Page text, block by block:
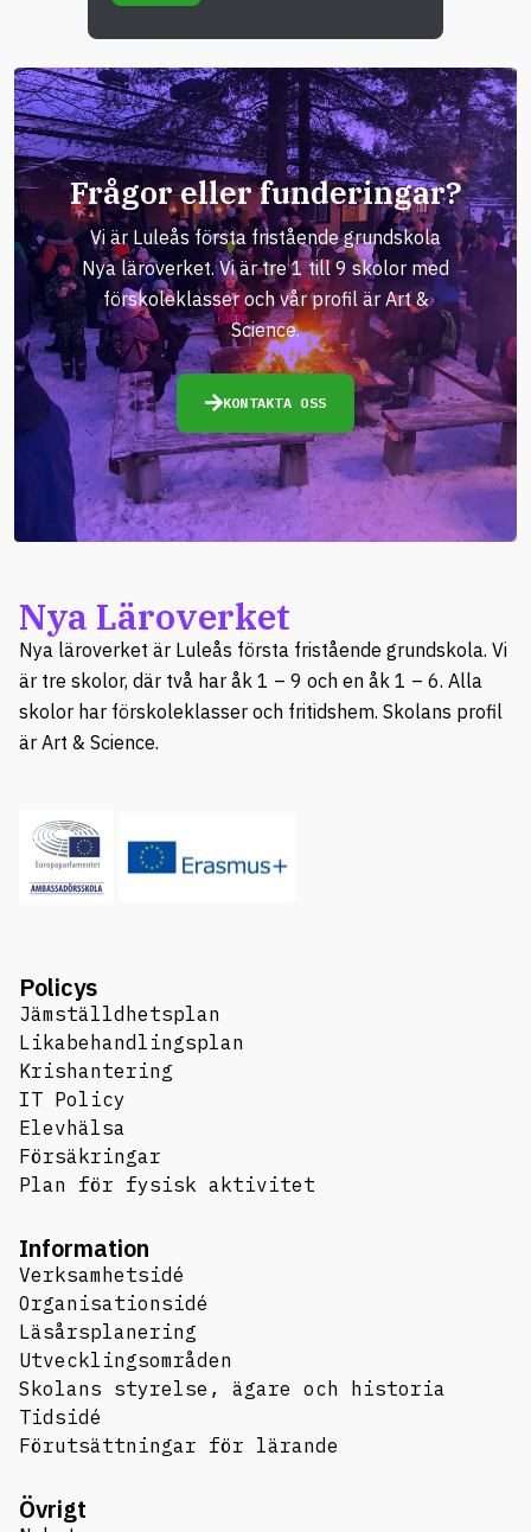
Frågor eller funderingar?
Vi är Luleås första fristående grundskola
Nya läroverket. Vi är tre 1 till 9 skolor med
förskoleklasser och vår profil är Art &
Science.
KONTAKTA OSS
Nya Läroverket
Nya läroverket är Luleås första fristående grundskola. Vi
är tre skolor, där två har åk 1 – 9 och en åk 1 – 6. Alla
skolor har förskoleklasser och fritidshem. Skolans profil
är Art & Science.
Policys
Jämställdhetsplan
Likabehandlingsplan
Krishantering
IT Policy
Elevhälsa
Försäkringar
Plan för fysisk aktivitet
Information
Verksamhetsidé
Organisationsidé
Läsårsplanering
Utvecklingsområden
Skolans styrelse, ägare och historia
Tidsidé
Förutsättningar för lärande
Övrigt